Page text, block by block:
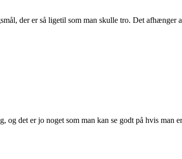
der er så ligetil som man skulle tro. Det afhænger
det er jo noget som man kan se godt på hvis man